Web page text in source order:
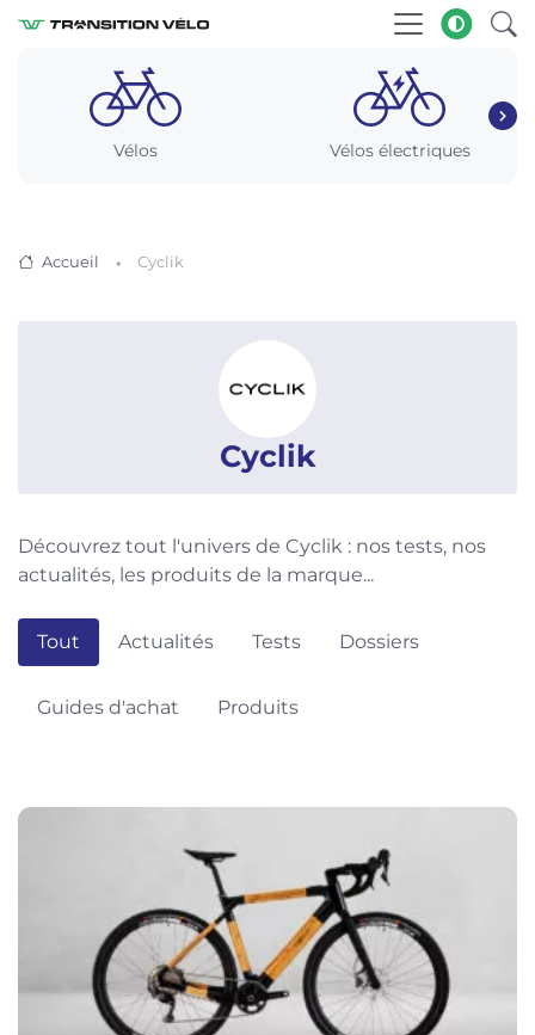
Vélos Vélos électriques
Accueil Cyclik
Cyclik
Découvrez tout l'univers de Cyclik : nos tests, nos
actualités, les produits de la marque...
Tout Actualités Tests Dossiers
Guides d'achat Produits